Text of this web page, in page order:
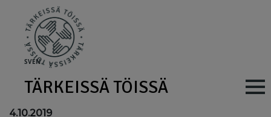
SVEN
TÄRKEISSÄ TÖISSÄ Main
4.10.2019